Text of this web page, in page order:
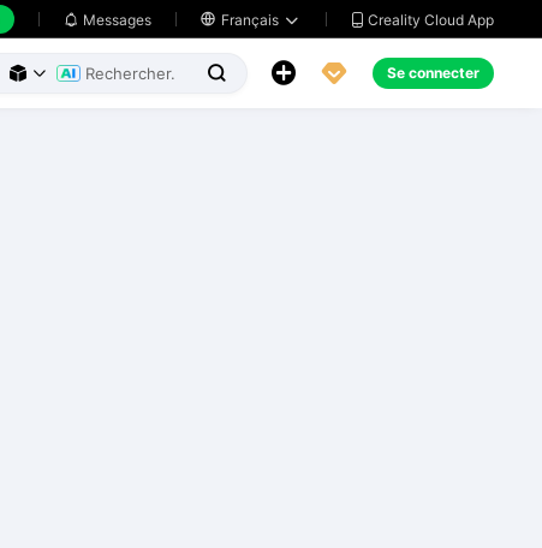
 Messages  Français   Creality Cloud App
     Se connecter